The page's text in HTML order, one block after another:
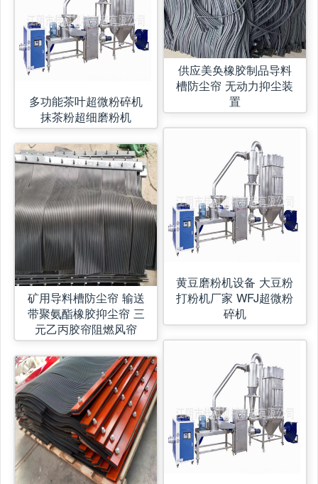
多功能茶叶超微粉碎机
抹茶粉超细磨粉机
矿用导料槽防尘帘 输送
带聚氨酯橡胶抑尘帘 三
元乙丙胶帘阻燃风帘
供应美奂橡胶制品导料
槽防尘帘 无动力抑尘装
置
黄豆磨粉机设备 大豆粉
打粉机厂家 WFJ超微粉
碎机